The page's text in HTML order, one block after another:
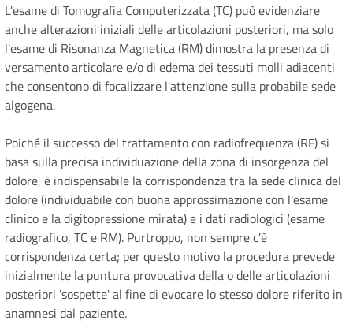
L'esame di Tomografia Computerizzata (TC) può evidenziare
anche alterazioni iniziali delle articolazioni posteriori, ma solo
l'esame di Risonanza Magnetica (RM) dimostra la presenza di
versamento articolare e/o di edema dei tessuti molli adiacenti
che consentono di focalizzare l'attenzione sulla probabile sede
algogena.
Poiché il successo del trattamento con radiofrequenza (RF) si
basa sulla precisa individuazione della zona di insorgenza del
dolore, è indispensabile la corrispondenza tra la sede clinica del
dolore (individuabile con buona approssimazione con l'esame
clinico e la digitopressione mirata) e i dati radiologici (esame
radiografico, TC e RM). Purtroppo, non sempre c'è
corrispondenza certa; per questo motivo la procedura prevede
inizialmente la puntura provocativa della o delle articolazioni
posteriori 'sospette' al fine di evocare lo stesso dolore riferito in
anamnesi dal paziente.